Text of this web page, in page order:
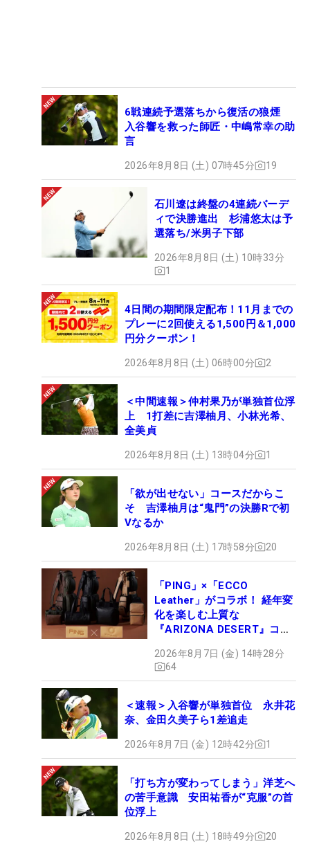
6戦連続予選落ちから復活の狼煙
入谷響を救った師匠・中嶋常幸の助
言
2026年8月8日 (土) 07時45分 19
石川遼は終盤の4連続バーデ
ィで決勝進出 杉浦悠太は予
選落ち/米男子下部
2026年8月8日 (土) 10時33分
1
4日間の期間限定配布！11月までの
プレーに2回使える1,500円＆1,000
円分クーポン！
2026年8月8日 (土) 06時00分 2
＜中間速報＞仲村果乃が単独首位浮
上 1打差に吉澤柚月、小林光希、
全美貞
2026年8月8日 (土) 13時04分 1
「欲が出せない」コースだからこ
そ 吉澤柚月は“鬼門”の決勝Rで初
Vなるか
2026年8月8日 (土) 17時58分 20
「PING」×「ECCO
Leather」がコラボ！ 経年変
化を楽しむ上質な
『ARIZONA DESERT』コレ
ュー
2026年8月7日 (金) 14時28分
64
＜速報＞入谷響が単独首位 永井花
奈、金田久美子ら1差追走
2026年8月7日 (金) 12時42分 1
「打ち方が変わってしまう」洋芝へ
の苦手意識 安田祐香が“克服”の首
位浮上
2026年8月8日 (土) 18時49分 20